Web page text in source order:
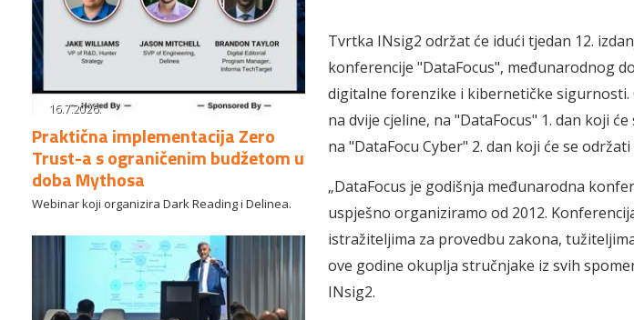
16.7.2026.
Praktična implementacija Zero
Trust-a s ograničenim budžetom u
doba Mythosa
Webinar koji organizira Dark Reading i Delinea.
Tvrtka INsig2 održat će idući tjedan 12.
konferencije "DataFocus", međunarodnog
digitalne forenzike i kibernetičke sigurnosti.
na dvije cjeline, na "DataFocus" 1. dan koji
na "DataFocu Cyber" 2. dan koji će se
„DataFocus je godišnja međunarodna
uspješno organiziramo od 2012.
istražiteljima za provedbu zakona,
ove godine okuplja stručnjake iz svih
INsig2.